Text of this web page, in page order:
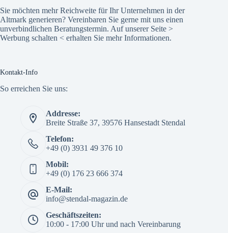
Sie möchten mehr Reichweite für Ihr Unternehmen in der
Altmark generieren? Vereinbaren Sie gerne mit uns einen
unverbindlichen Beratungstermin. Auf unserer Seite >
Werbung schalten < erhalten Sie mehr Informationen.
Kontakt-Info
So erreichen Sie uns:
Addresse:
Breite Straße 37, 39576 Hansestadt Stendal
Telefon:
+49 (0) 3931 49 376 10
Mobil:
+49 (0) 176 23 666 374
E-Mail:
info@stendal-magazin.de
Geschäftszeiten:
10:00 - 17:00 Uhr und nach Vereinbarung